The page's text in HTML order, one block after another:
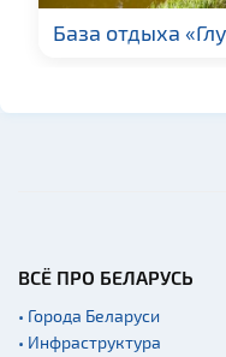
архитектура
Музеи
База отдыха
ВСЁ ПРО БЕЛАРУСЬ
• Города Беларуси
• Инфраструктура